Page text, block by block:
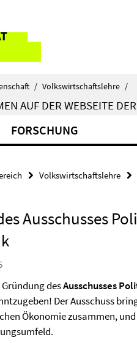
/ Volkswirtschaftslehre /
AUF DER WEBSEITE
FORSCHUNG
Volkswirtschaftslehre
Ausschusses
desAusschusses
Der Ausschuss
Ökonomie zusammen,